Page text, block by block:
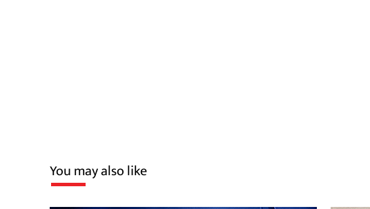
You may also like